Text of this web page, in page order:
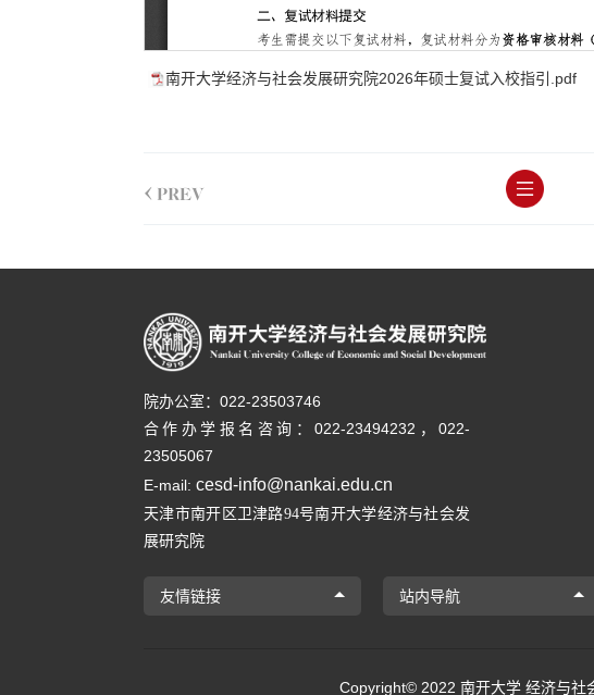
南开大学经济与社会发展研究院2026年硕士复试入校指引.pdf
< PREV
院办公室：022-23503746
合作办学报名咨询：022-23494232，022-
23505067
E-mail: cesd-info@nankai.edu.cn
天津市南开区卫津路94号南开大学经济与社会发
展研究院
友情链接 站内导航
Copyright© 2022 南开大学 经济与社